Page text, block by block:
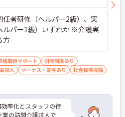
者へのキャリアアップ
すべてスマートフォ
作成や事業所への移
できます
立することなくチー
り組めます
者研修（ヘルパー2級）、実
ルパー1級）いずれか ※介護実
方
格取得サポート
研修制度あり
高収入 ボーナス・賞与あり
社会保険完備
率化とスタッフの待
の訪問介護求人で